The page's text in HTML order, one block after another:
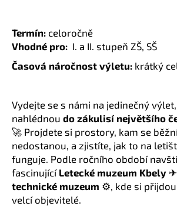
Termín: celoročně
Vhodné pro: I. a II. stupeň ZŠ, SŠ
Časová náročnost výletu: krátký
Vydejte se s námi na jedinečný
nahlédnou do zákulisí největšího
🚀 Projdete si prostory, kam se
nedostanou, a zjistíte, jak to na
funguje. Podle ročního období
fascinujícíLetecké muzeum Kbely
technické muzeum ⚙, kde si
velcí objevitelé.
p
o
r
u
č
u
j
e
m